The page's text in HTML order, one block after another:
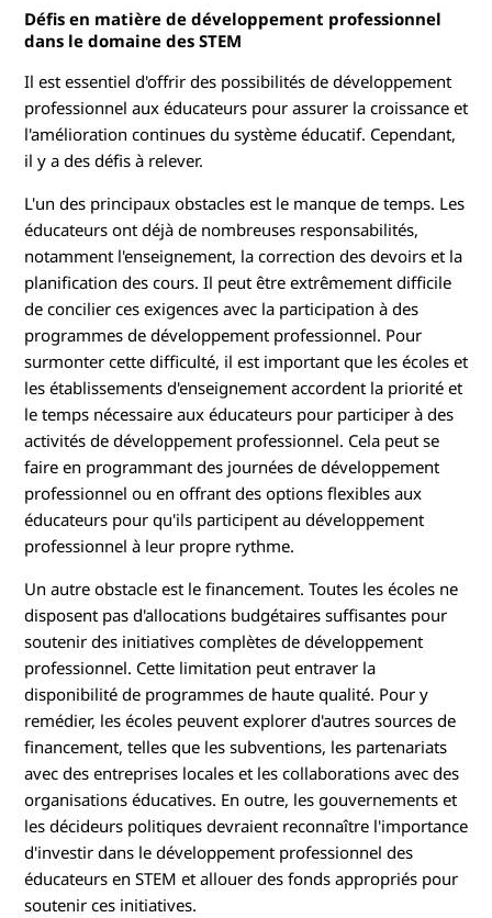
M
Défis en matière de développement professionnel
dans le domaine des STEM
Il est essentiel d'offrir des possibilités de développement
professionnel aux éducateurs pour assurer la croissance et
l'amélioration continues du système éducatif. Cependant,
il y a des défis à relever.
L'un des principaux obstacles est le manque de temps. Les
éducateurs ont déjà de nombreuses responsabilités,
notamment l'enseignement, la correction des devoirs et la
planification des cours. Il peut être extrêmement difficile
de concilier ces exigences avec la participation à des
programmes de développement professionnel. Pour
surmonter cette difficulté, il est important que les écoles et
les établissements d'enseignement accordent la priorité et
le temps nécessaire aux éducateurs pour participer à des
activités de développement professionnel. Cela peut se
faire en programmant des journées de développement
professionnel ou en offrant des options flexibles aux
éducateurs pour qu'ils participent au développement
professionnel à leur propre rythme.
Un autre obstacle est le financement. Toutes les écoles ne
disposent pas d'allocations budgétaires suffisantes pour
soutenir des initiatives complètes de développement
professionnel. Cette limitation peut entraver la
disponibilité de programmes de haute qualité. Pour y
remédier, les écoles peuvent explorer d'autres sources de
financement, telles que les subventions, les partenariats
avec des entreprises locales et les collaborations avec des
organisations éducatives. En outre, les gouvernements et
les décideurs politiques devraient reconnaître l'importance
d'investir dans le développement professionnel des
éducateurs en STEM et allouer des fonds appropriés pour
soutenir ces initiatives.